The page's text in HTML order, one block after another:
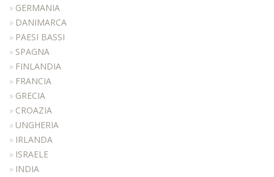
FRISEUR SPIEGEL
THEKEN
WARTEBEREICH
BARBER
ZUBEHÖR
ANGEBOTE
FARBEN
INSPIRATIONEN
HERUNTERLADEN
GERMANIA
DANIMARCA
PAESI BASSI
SPAGNA
FINLANDIA
FRANCIA
GRECIA
CROAZIA
UNGHERIA
IRLANDA
ISRAELE
INDIA